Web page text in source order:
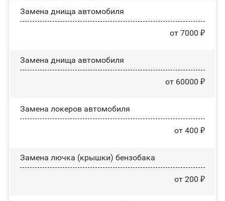
Замена днища автомобиля
от 7000 ₽
Замена днища автомобиля
от 60000 ₽
Замена лoĸepoв автомобиля
от 400 ₽
Замена лючка (крышки) бензобака
от 200 ₽